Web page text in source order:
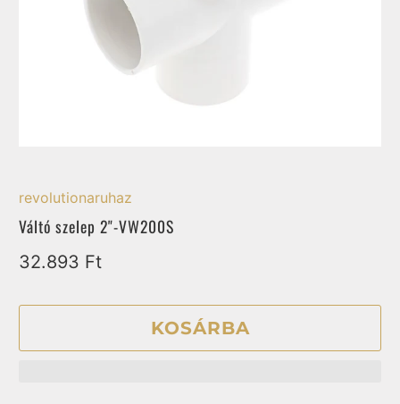
revolutionaruhaz
Váltó szelep 2"-VW200S
32.893 Ft
KOSÁRBA